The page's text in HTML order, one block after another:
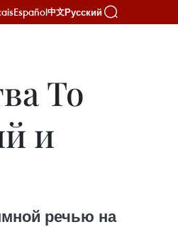
Español中文Русский
То
и
речью на